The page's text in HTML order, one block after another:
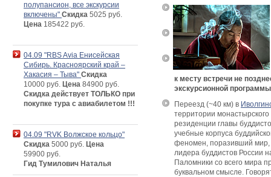
к месту встречи не
экскурсионной
Переезд (~40 км) в
территории
резиденции главы
учебные корпуса
феномен, поразивший
лидера буддистов России
Паломники со всего мира
буквальном смысле.
полупансион, все экскурсии
включены" Скидка 5025 руб.
Цена 185422 руб.
04.09 "RBS Avia Енисейская
Сибирь. Красноярский край –
Хакасия – Тыва" Скидка
10000 руб. Цена 84900 руб.
Скидка действует ТОЛЬКО при
покупке тура с авиабилетом !!!
04.09 "RVK Волжское кольцо"
Скидка 5000 руб. Цена
59900 руб.
Гид Тумилович Наталья